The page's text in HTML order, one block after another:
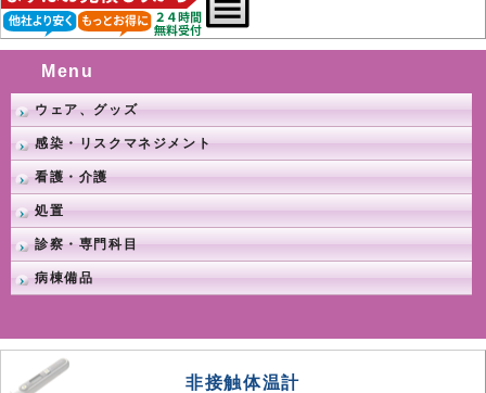
Menu
ウェア、グッズ
感染・リスクマネジメント
看護・介護
処置
診察・専門科目
病棟備品
非接触体温計